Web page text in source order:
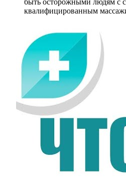
быть осторожными людям с
квалифицированным